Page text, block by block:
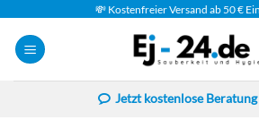
Inhalt
springen
💸 Kostenfreier Versand ab 50 €
Jetzt kostenlose